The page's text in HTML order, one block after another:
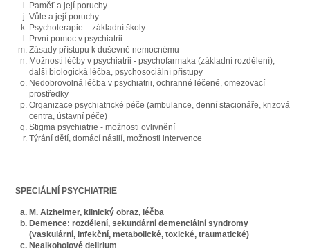
Paměť a její poruchy
Vůle a její poruchy
Psychoterapie – základní školy
První pomoc v psychiatrii
Zásady přístupu k duševně nemocnému
Možnosti léčby v psychiatrii - psychofarmaka (základní rozdělení),
další biologická léčba, psychosociální přístupy
Nedobrovolná léčba v psychiatrii, ochranné léčené, omezovací
prostředky
Organizace psychiatrické péče (ambulance, denní stacionáře, krizová
centra, ústavní péče)
Stigma psychiatrie - možnosti ovlivnění
Týrání dětí, domácí násilí, možnosti intervence
SPECIÁLNÍ PSYCHIATRIE
M. Alzheimer, klinický obraz, léčba
Demence: rozdělení, sekundární demenciální syndromy
(vaskulární, infekční, metabolické, toxické, traumatické)
Nealkoholové delirium